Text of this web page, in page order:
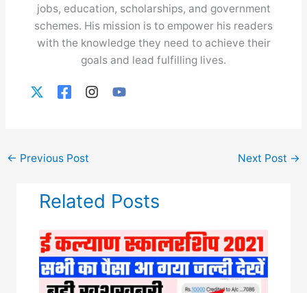
jobs, education, scholarships, and government
schemes. His mission is to empower his readers
with the knowledge they need to achieve their
goals and lead fulfilling lives.
← Previous Post Next Post →
Related Posts